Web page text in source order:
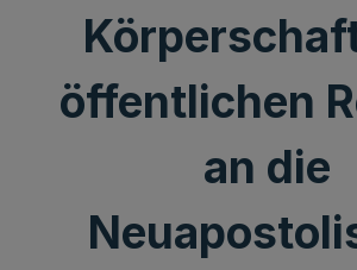
öffentlichen
an die